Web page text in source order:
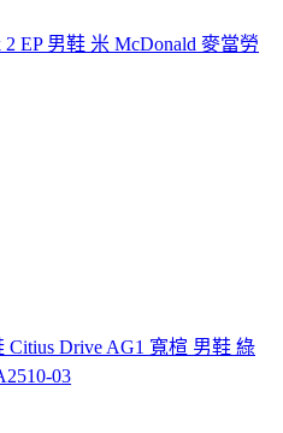
EP 男鞋 米 McDonald 麥當勞
Drive AG1 寬楦 男鞋 綠
03